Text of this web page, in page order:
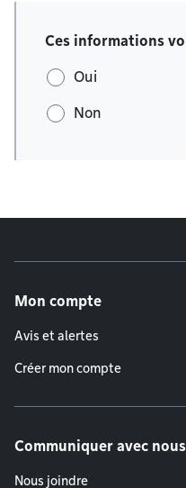
Ces informations
Oui
Non
Mon compte
Avis et alertes
Créer mon compte
Communiquer avec nous
Nous joindre